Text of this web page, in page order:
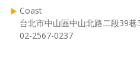
Coast
台北市中山區中山北路二段39巷
02-2567-0237